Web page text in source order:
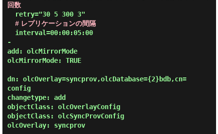
回数
# レプリケーションの間隔
-
add: olcMirrorMode
olcMirrorMode: TRUE
dn: olcOverlay=syncprov,olcDatabase={2}bdb,cn=
config
changetype: add
objectClass: olcOverlayConfig
objectClass: olcSyncProvConfig
olcOverlay: syncprov